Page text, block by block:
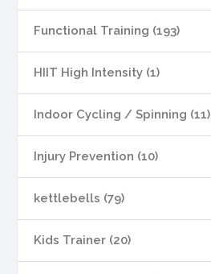
Functional Training (193)
HIIT High Intensity (1)
Indoor Cycling / Spinning (11)
Injury Prevention (10)
kettlebells (79)
Kids Trainer (20)